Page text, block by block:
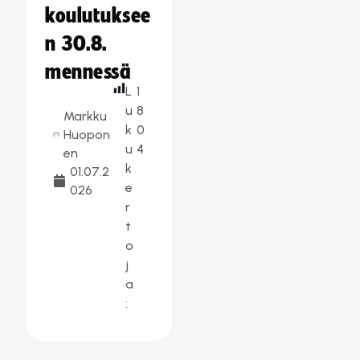
koulutuksee
n 30.8.
mennessä
Markku
Huopon
en
01.07.2
026
L
u
k
u
k
e
r
t
o
j
a
:
1
8
0
4